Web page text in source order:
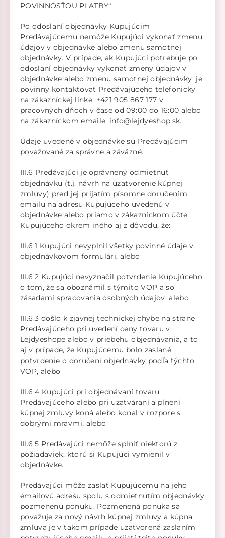
POVINNOSŤOU PLATBY“.
Po odoslaní objednávky Kupujúcim
Predávajúcemu nemôže Kupujúci vykonať zmenu
údajov v objednávke alebo zmenu samotnej
objednávky. V prípade, ak Kupujúci potrebuje po
odoslaní objednávky vykonať zmeny údajov v
objednávke alebo zmenu samotnej objednávky, je
povinný kontaktovať Predávajúceho telefonicky
na zákazníckej linke: +421 905 867 177 v
pracovných dňoch v čase od 09:00 do 16:00 alebo
na zákazníckom emaile: info@lejdyeshop.sk.
Údaje uvedené v objednávke sú Predávajúcim
považované za správne a záväzné.
III.6 Predávajúci je oprávnený odmietnuť
objednávku (t.j. návrh na uzatvorenie kúpnej
zmluvy) pred jej prijatím písomne doručením
emailu na adresu Kupujúceho uvedenú v
objednávke alebo priamo v zákazníckom účte
Kupujúceho okrem iného aj z dôvodu, že:
III.6.1 Kupujúci nevyplnil všetky povinné údaje v
objednávkovom formulári, alebo
III.6.2 Kupujúci nevyznačil potvrdenie Kupujúceho
o tom, že sa oboznámil s týmito VOP a so
zásadami spracovania osobných údajov, alebo
III.6.3 došlo k zjavnej technickej chybe na strane
Predávajúceho pri uvedení ceny tovaru v
Lejdyeshope alebo v priebehu objednávania, a to
aj v prípade, že Kupujúcemu bolo zaslané
potvrdenie o doručení objednávky podľa týchto
VOP, alebo
III.6.4 Kupujúci pri objednávaní tovaru
Predávajúceho alebo pri uzatváraní a plnení
kúpnej zmluvy koná alebo konal v rozpore s
dobrými mravmi, alebo
III.6.5 Predávajúci nemôže splniť niektorú z
požiadaviek, ktorú si Kupujúci vymienil v
objednávke.
Predávajúci môže zaslať Kupujúcemu na jeho
emailovú adresu spolu s odmietnutím objednávky
pozmenenú ponuku. Pozmenená ponuka sa
považuje za nový návrh kúpnej zmluvy a kúpna
zmluva je v takom prípade uzatvorená zaslaním